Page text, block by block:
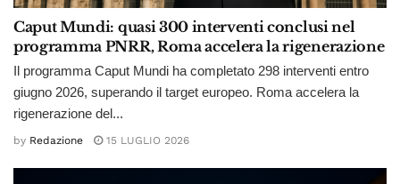
Caput Mundi: quasi 300 interventi conclusi nel
programma PNRR, Roma accelera la rigenerazione
Il programma Caput Mundi ha completato 298 interventi entro
giugno 2026, superando il target europeo. Roma accelera la
rigenerazione del...
by Redazione 15 LUGLIO 2026